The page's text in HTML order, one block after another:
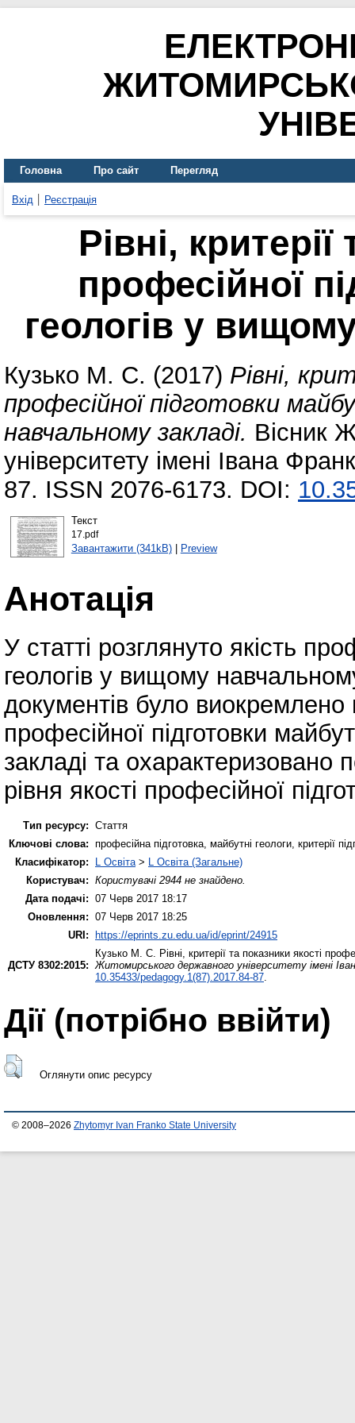
Головна Про сайт Перегляд
Вхід Реєстрація
Рівні,
професійної
геологів у
Кузько М. С. (2017) Рівні,
професійної підготовки
навчальному закладі. Вісник
університету імені Івана
87. ISSN 2076-6173. DOI:
Текст
17.pdf
Завантажити (341kB)| Preview
Анотація
У статті розглянуто якість
геологів у вищому
документів було виокремлено
професійної підготовки
закладі та охарактеризовано
рівня якості професійної
Тип ресурсу: Стаття
Ключові слова: професійна підготовка, майбутні геологи, критерії
Класифікатор:
L Освіта > L Освіта (Загальне)
Користувач: Користувачі 2944 не знайдено.
Дата подачі: 07 Черв 2017 18:17
Оновлення: 07 Черв 2017 18:25
URI: https://eprints.zu.edu.ua/id/eprint/24915
ДСТУ 8302:2015:
Кузько М. С. Рівні, критерії та показники якості
Житомирського державного університету імені
10.35433/pedagogy.1(87).2017.84-87
Дії ​​(потрібно ввійти)
Оглянути опис ресурсу
© 2008–2026 Zhytomyr Ivan Franko State University